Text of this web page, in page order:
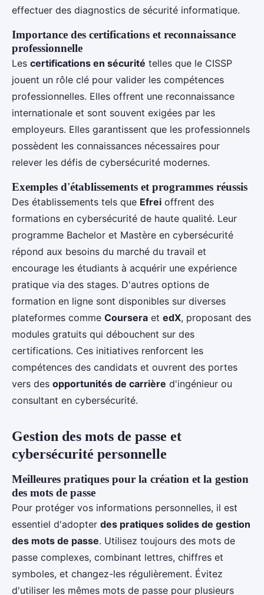
effectuer des diagnostics de sécurité informatique.
Importance des certifications et reconnaissance
professionnelle
Les certifications en sécurité telles que le CISSP
jouent un rôle clé pour valider les compétences
professionnelles. Elles offrent une reconnaissance
internationale et sont souvent exigées par les
employeurs. Elles garantissent que les professionnels
possèdent les connaissances nécessaires pour
relever les défis de cybersécurité modernes.
Exemples d'établissements et programmes réussis
Des établissements tels que Efrei offrent des
formations en cybersécurité de haute qualité. Leur
programme Bachelor et Mastère en cybersécurité
répond aux besoins du marché du travail et
encourage les étudiants à acquérir une expérience
pratique via des stages. D'autres options de
formation en ligne sont disponibles sur diverses
plateformes comme Coursera et edX, proposant des
modules gratuits qui débouchent sur des
certifications. Ces initiatives renforcent les
compétences des candidats et ouvrent des portes
vers des opportunités de carrière d'ingénieur ou
consultant en cybersécurité.
Gestion des mots de passe et
cybersécurité personnelle
Meilleures pratiques pour la création et la gestion
des mots de passe
Pour protéger vos informations personnelles, il est
essentiel d'adopter des pratiques solides de gestion
des mots de passe. Utilisez toujours des mots de
passe complexes, combinant lettres, chiffres et
symboles, et changez-les régulièrement. Évitez
d'utiliser les mêmes mots de passe pour plusieurs